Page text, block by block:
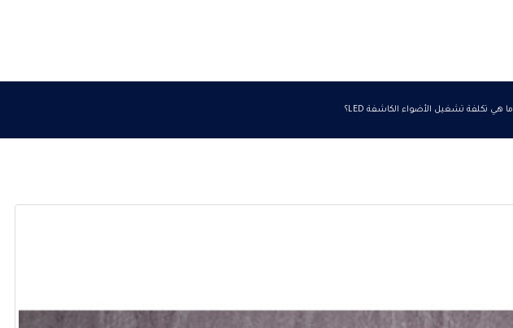
ما هي تكلفة تشغيل الأضواء الكاشفة LED؟